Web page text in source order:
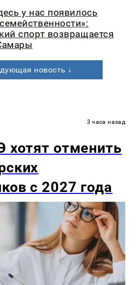
у нас появилось
спорт возвращается
новость ↓
3 часа назад
хотят отменить
с 2027 года